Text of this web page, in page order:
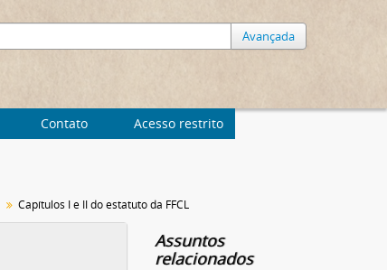
Avançada
Contato Acesso restrito
Capítulos I e II do estatuto da FFCL
Assuntos
relacionados